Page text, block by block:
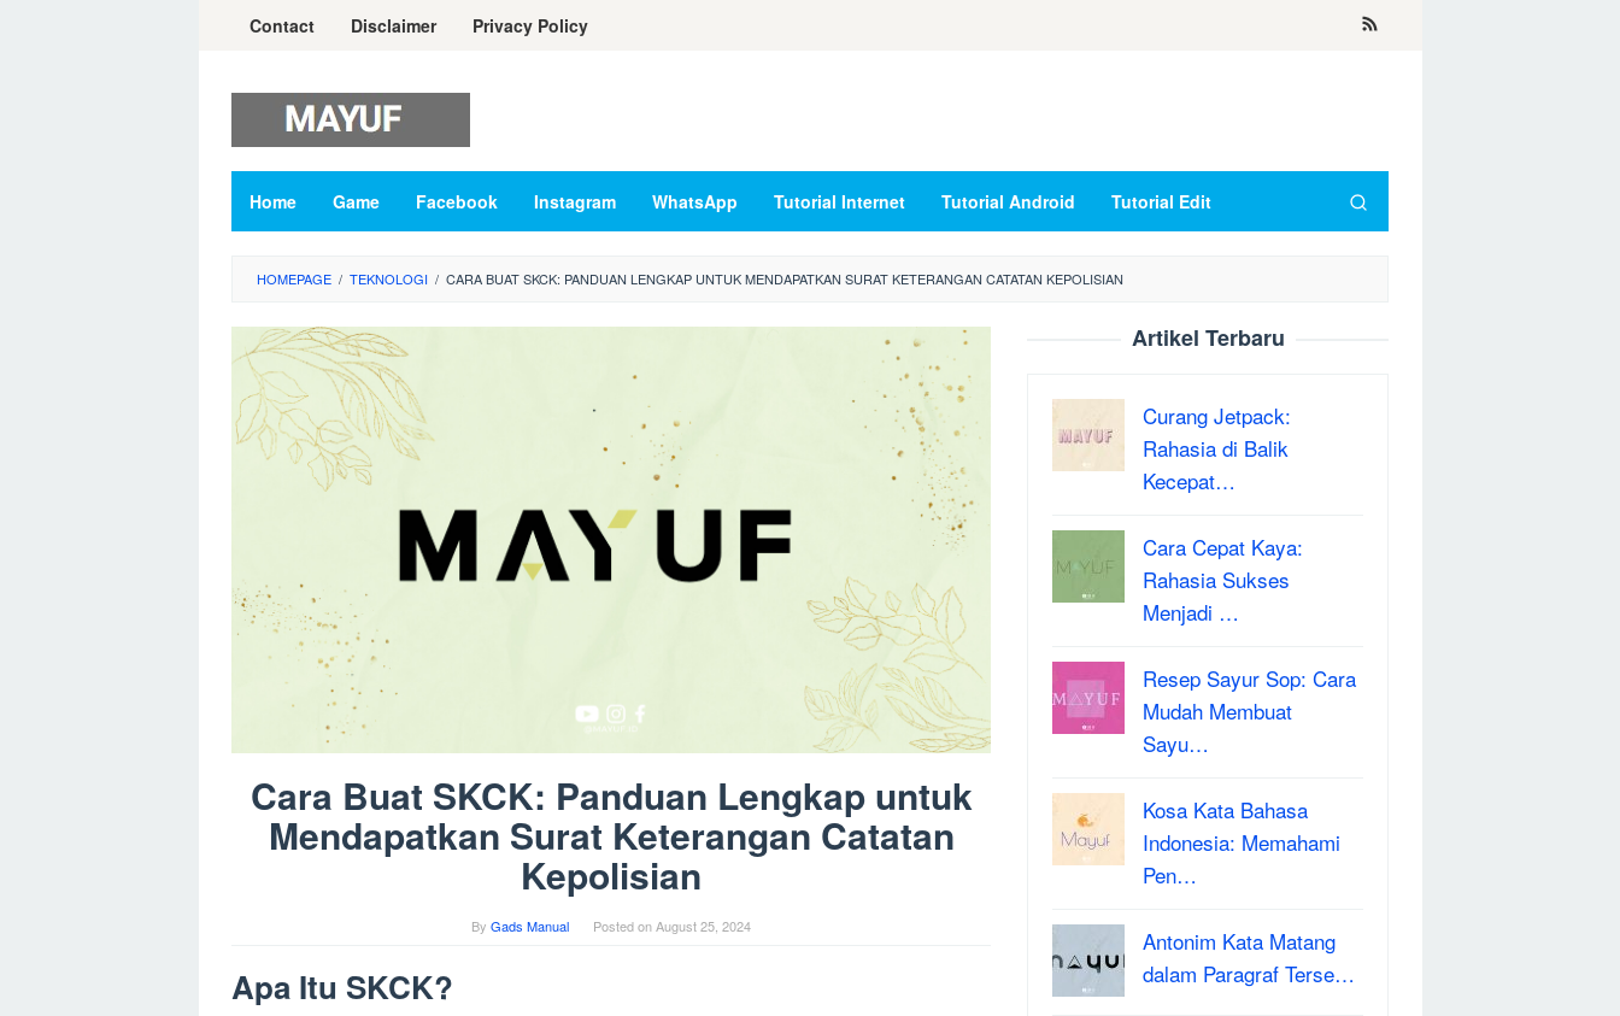
Contact Disclaimer Privacy Policy
Home Game Facebook Instagram WhatsApp Tutorial Internet Tutorial Android Tutorial Edit
HOMEPAGE / TEKNOLOGI / CARA BUAT SKCK: PANDUAN LENGKAP UNTUK MENDAPATKAN SURAT KETERANGAN CATATAN KEPOLISIAN
Cara Buat SKCK: Panduan Lengkap untuk
Mendapatkan Surat Keterangan Catatan
Kepolisian
By Gads Manual Posted onAugust 25, 2024
Apa Itu SKCK?
Artikel Terbaru
Curang Jetpack:
Rahasia di Balik
Kecepat…
Cara Cepat Kaya:
Rahasia Sukses
Menjadi …
Resep Sayur Sop: Cara
Mudah Membuat
Sayu…
Kosa Kata Bahasa
Indonesia: Memahami
Pen…
Antonim Kata Matang
dalam Paragraf Terse…